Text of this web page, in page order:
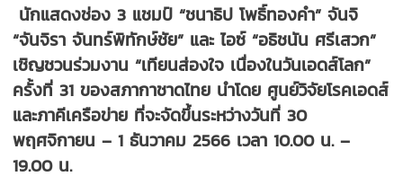
​ นักแสดงช่อง 3 แชมป์ “ชนาธิป โพธิ์ทองคำ” จันจิ
“จันจิรา จันทร์พิทักษ์ชัย” และ ไอซ์ “อธิชนัน ศรีเสวก”
เชิญชวนร่วมงาน “เทียนส่องใจ เนื่องในวันเอดส์โลก”
ครั้งที่ 31 ของสภากาชาดไทย นำโดย ศูนย์วิจัยโรคเอดส์
และภาคีเครือข่าย ที่จะจัดขึ้นระหว่างวันที่ 30
พฤศจิกายน – 1 ธันวาคม 2566 เวลา 10.00 น. –
19.00 น.